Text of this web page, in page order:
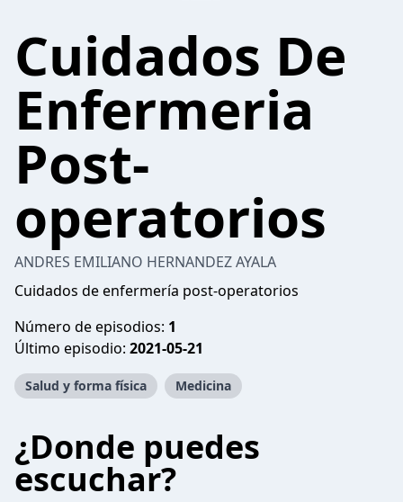
Cuidados De
Enfermeria
Post-
operatorios
ANDRES EMILIANO HERNANDEZ AYALA
Cuidados de enfermería post-operatorios
Número de episodios: 1
Último episodio: 2021-05-21
Salud y forma física Medicina
¿Donde puedes
escuchar?